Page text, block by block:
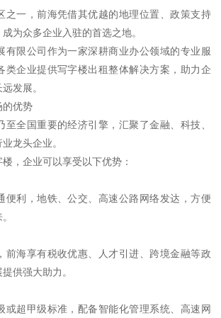
之一，前海凭借其优越的地理位置、政策支持
为众多企业入驻的首选之地。
有限公司作为一家深耕商业办公领域的专业服
类企业提供写字楼出租整体解决方案，助力企
发展。
的优势
至全国重要的经济引擎，汇聚了金融、科技、
龙头企业。
，企业可以享受以下优势：
便利，地铁、公交、高速公路网络发达，方便
前海享有税收优惠、人才引进、跨境金融等政
供强大助力。
或超甲级标准，配备智能化管理系统、高速网